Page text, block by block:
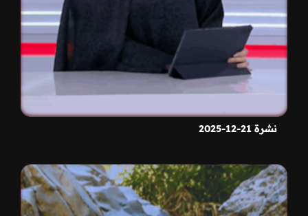
نشرة 21-12-2025